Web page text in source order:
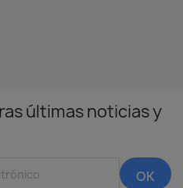
últimas noticias y